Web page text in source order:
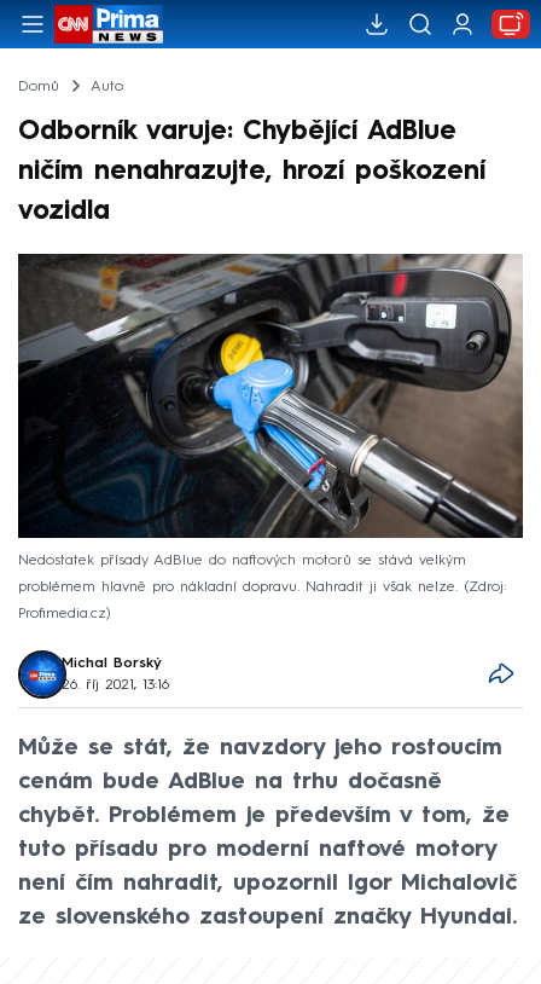
Domů Auto
Odborník varuje: Chybějící AdBlue
ničím nenahrazujte, hrozí poškození
vozidla
Nedostatek přísady AdBlue do naftových motorů se stává velkým
problémem hlavně pro nákladní dopravu. Nahradit ji však nelze.
Zdroj:
Profimedia.cz
Michal Borský
26. říj 2021, 13:16
Může se stát, že navzdory jeho rostoucím
cenám bude AdBlue na trhu dočasně
chybět. Problémem je především v tom, že
tuto přísadu pro moderní naftové motory
není čím nahradit, upozornil Igor Michalovič
ze slovenského zastoupení značky Hyundai.